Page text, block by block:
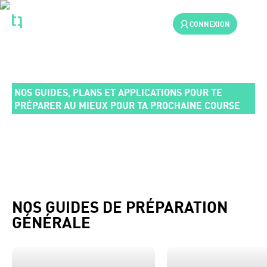
CONNEXION
NOS GUIDES, PLANS ET APPLICATIONS POUR TE
PRÉPARER AU MIEUX POUR TA PROCHAINE COURSE
NOS GUIDES DE PRÉPARATION
GÉNÉRALE